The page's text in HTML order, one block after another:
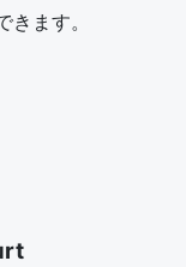
ます。